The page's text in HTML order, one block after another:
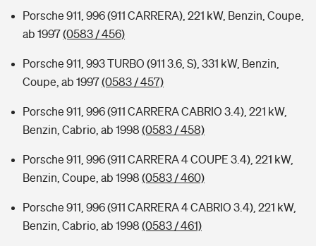
Porsche 911, 996 (911 CARRERA), 221 kW, Benzin, Coupe,
ab 1997(0583 / 456)
Porsche 911, 993 TURBO (911 3.6, S), 331 kW, Benzin,
Coupe, ab 1997(0583 / 457)
Porsche 911, 996 (911 CARRERA CABRIO 3.4), 221 kW,
Benzin, Cabrio, ab 1998 (0583 / 458)
Porsche 911, 996 (911 CARRERA 4 COUPE 3.4), 221 kW,
Benzin, Coupe, ab 1998 (0583 / 460)
Porsche 911, 996 (911 CARRERA 4 CABRIO 3.4), 221 kW,
Benzin, Cabrio, ab 1998 (0583 / 461)